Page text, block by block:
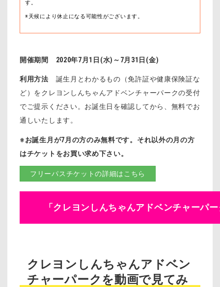
す。
※天候により休止になる可能性がございます。
開催期間 2020年7月1日(水)～7月31日(金)
利用方法 誕生月とわかるもの（免許証や健康保険証な
ど）をクレヨンしんちゃんアドベンチャーパークの受付
でご提示ください。お誕生日を確認してから、無料でお
通しいたします。
※お誕生月が7月の方のみ無料です。それ以外の月の方
はチケットをお買い求め下さい。
フリーパスチケットの詳細はこちら
「クレヨンしんちゃんアドベンチャーパ
クレヨンしんちゃんアドベン
チャーパークを動画で見てみ